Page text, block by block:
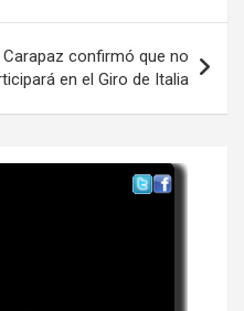
Carapaz confirmó que no
en el Giro de Italia